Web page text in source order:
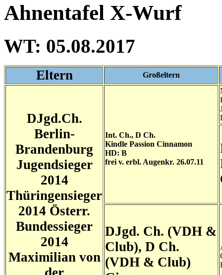
Ahnentafel X-Wurf
WT: 05.08.2017
Eltern Großeltern
DJgd.Ch.
Berlin-
Brandenburg
Jugendsieger
2014
Thüringensieger
2014 Österr.
Bundessieger
2014
Maximilian von
Int. Ch., D Ch.
Kindle Passion Cinnamon
HD: B
frei v. erbl. Augenkr. 26.07.11
DJgd. Ch. (VDH &
Club), D Ch.
(VDH & Club)